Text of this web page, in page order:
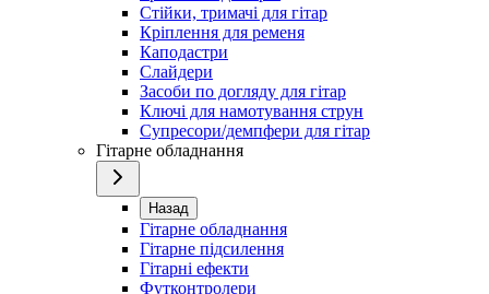
Стійки, тримачі для гітар
Кріплення для ременя
Каподастри
Слайдери
Засоби по догляду для гітар
Ключі для намотування струн
Супресори/демпфери для гітар
Гітарне обладнання
Назад
Гітарне обладнання
Гітарне підсилення
Гітарні ефекти
Футконтролери